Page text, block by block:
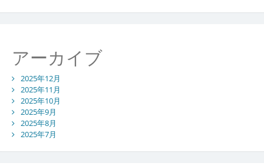
アーカイブ
2025年12月
2025年11月
2025年10月
2025年9月
2025年8月
2025年7月